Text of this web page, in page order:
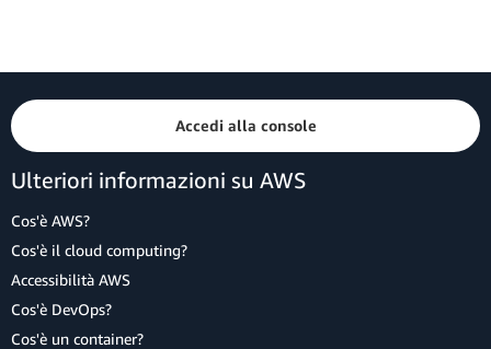
Accedi alla console
Ulteriori informazioni su AWS
Cos'è AWS?
Cos'è il cloud computing?
Accessibilità AWS
Cos'è DevOps?
Cos'è un container?